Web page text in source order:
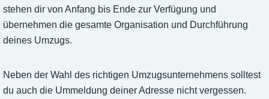
stehen dir von Anfang bis Ende zur Verfügung und
übernehmen die gesamte Organisation und Durchführung
deines Umzugs.
Neben der Wahl des richtigen Umzugsunternehmens solltest
du auch die Ummeldung deiner Adresse nicht vergessen.